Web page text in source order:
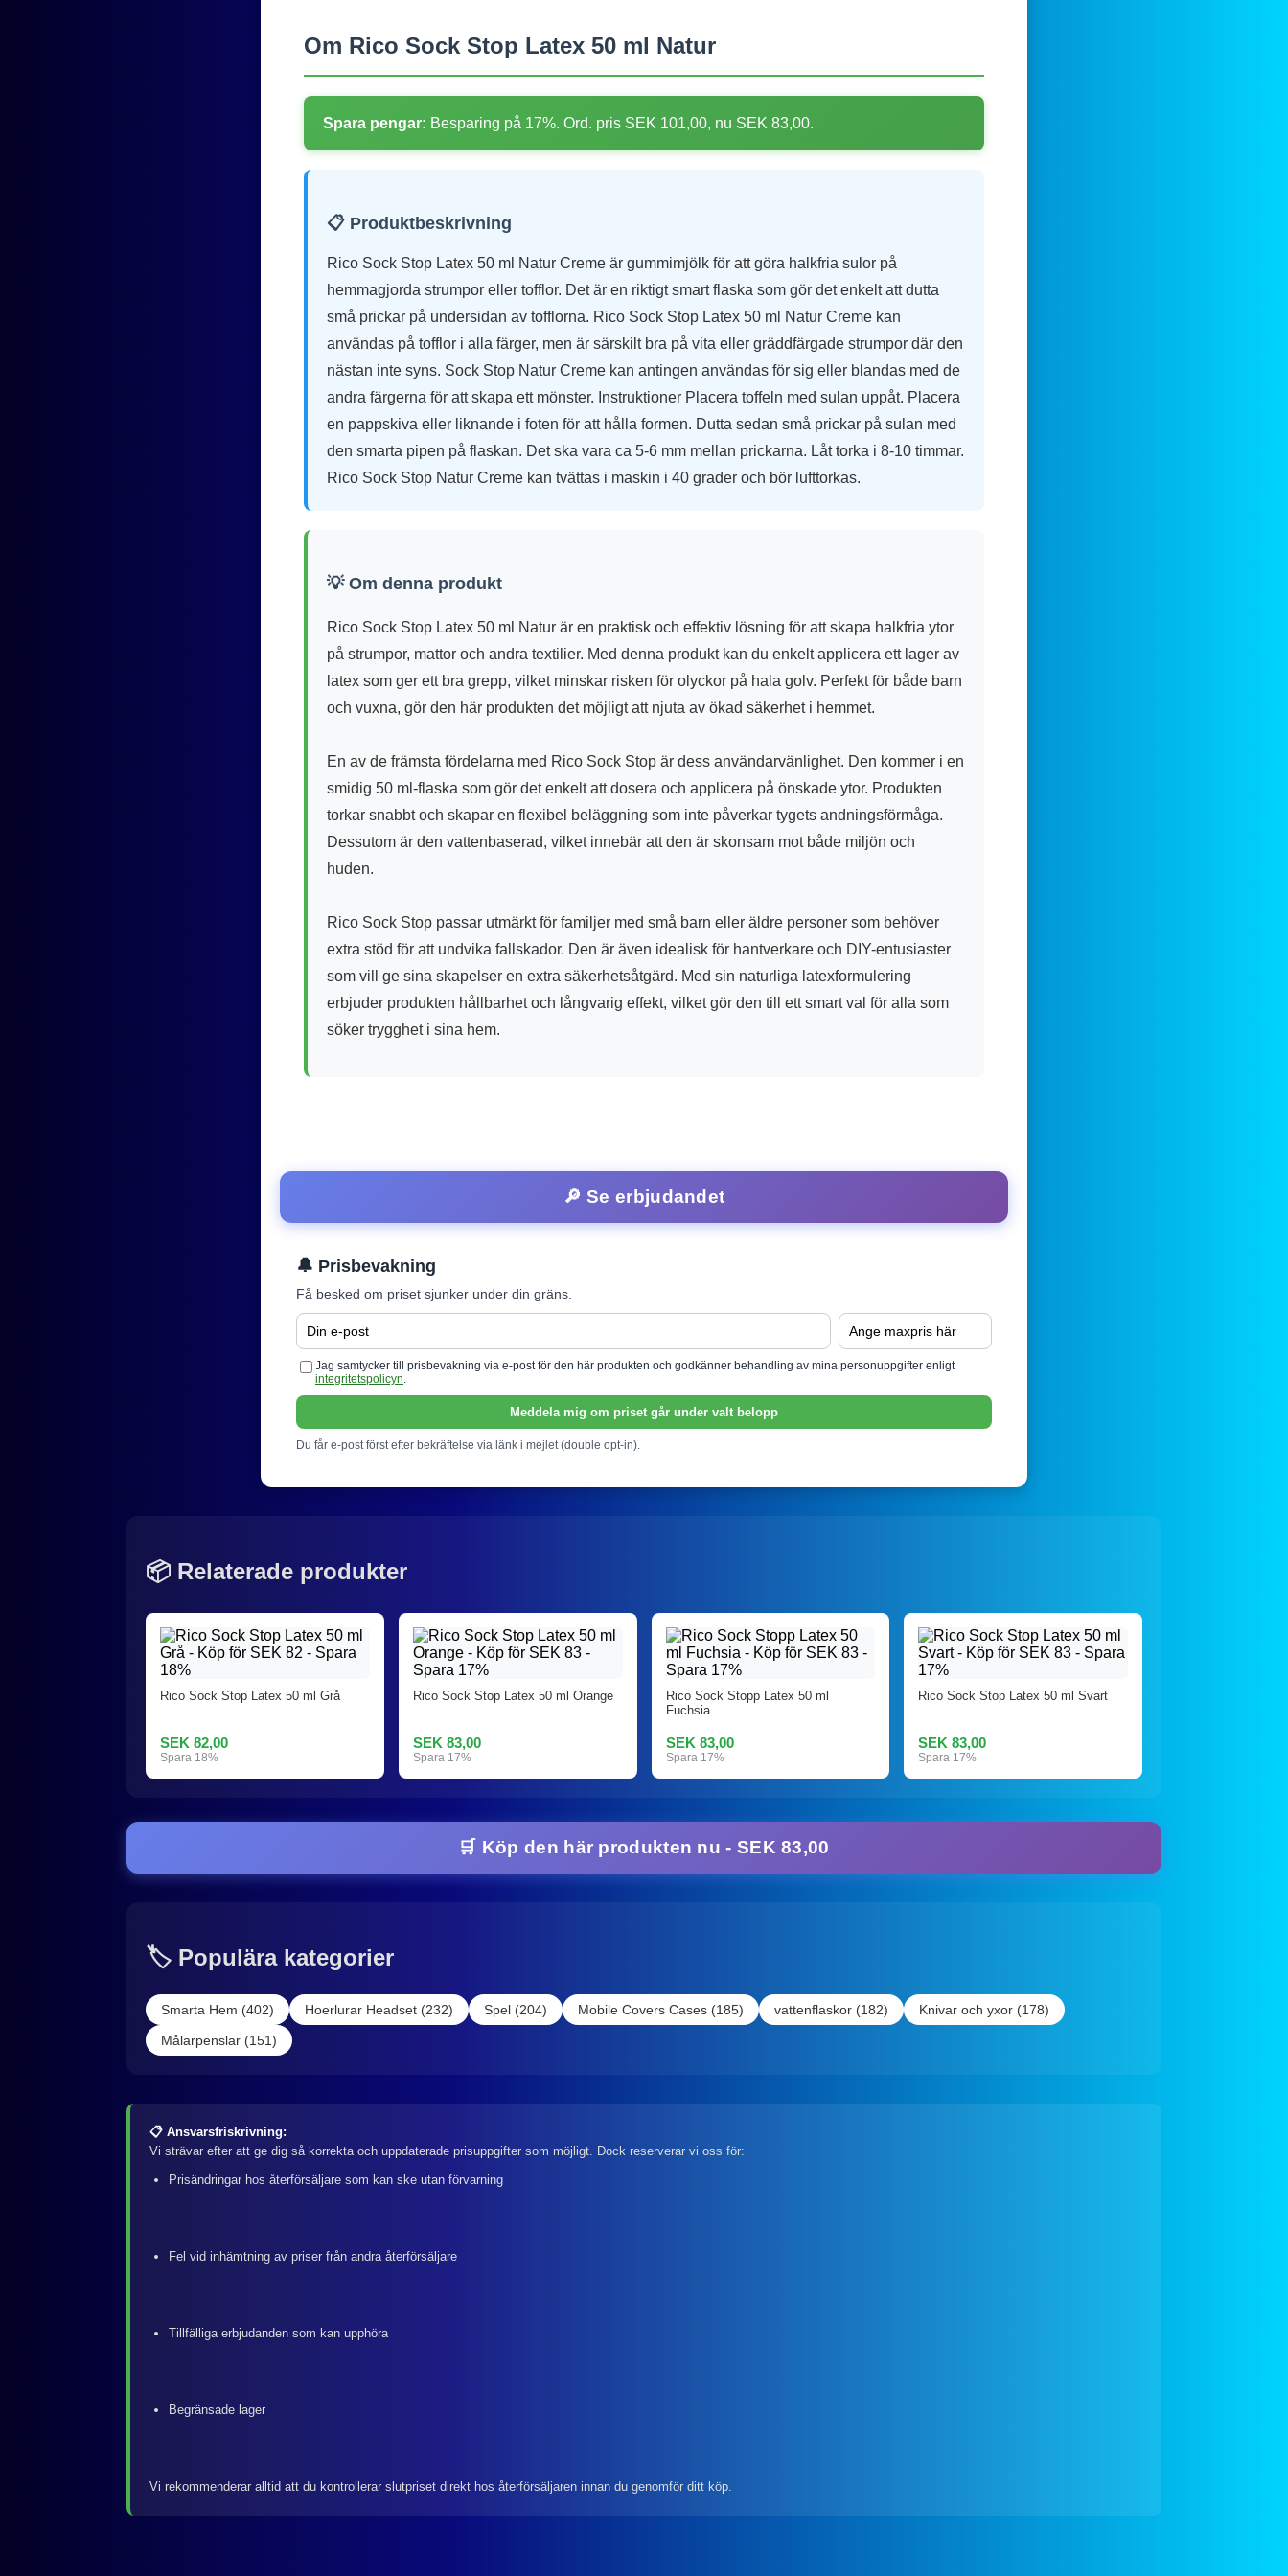
Om Rico Sock Stop Latex 50 ml Natur
Spara pengar: Besparing på 17%. Ord. pris SEK 101,00, nu SEK 83,00.
📋 Produktbeskrivning
Rico Sock Stop Latex 50 ml Natur Creme är gummimjölk för att göra halkfria sulor på
hemmagjorda strumpor eller tofflor. Det är en riktigt smart flaska som gör det enkelt att dutta
små prickar på undersidan av tofflorna. Rico Sock Stop Latex 50 ml Natur Creme kan
användas på tofflor i alla färger, men är särskilt bra på vita eller gräddfärgade strumpor där den
nästan inte syns. Sock Stop Natur Creme kan antingen användas för sig eller blandas med de
andra färgerna för att skapa ett mönster. Instruktioner Placera toffeln med sulan uppåt. Placera
en pappskiva eller liknande i foten för att hålla formen. Dutta sedan små prickar på sulan med
den smarta pipen på flaskan. Det ska vara ca 5-6 mm mellan prickarna. Låt torka i 8-10 timmar.
Rico Sock Stop Natur Creme kan tvättas i maskin i 40 grader och bör lufttorkas.
💡 Om denna produkt
Rico Sock Stop Latex 50 ml Natur är en praktisk och effektiv lösning för att skapa halkfria ytor
på strumpor, mattor och andra textilier. Med denna produkt kan du enkelt applicera ett lager av
latex som ger ett bra grepp, vilket minskar risken för olyckor på hala golv. Perfekt för både barn
och vuxna, gör den här produkten det möjligt att njuta av ökad säkerhet i hemmet.
En av de främsta fördelarna med Rico Sock Stop är dess användarvänlighet. Den kommer i en
smidig 50 ml-flaska som gör det enkelt att dosera och applicera på önskade ytor. Produkten
torkar snabbt och skapar en flexibel beläggning som inte påverkar tygets andningsförmåga.
Dessutom är den vattenbaserad, vilket innebär att den är skonsam mot både miljön och
huden.
Rico Sock Stop passar utmärkt för familjer med små barn eller äldre personer som behöver
extra stöd för att undvika fallskador. Den är även idealisk för hantverkare och DIY-entusiaster
som vill ge sina skapelser en extra säkerhetsåtgärd. Med sin naturliga latexformulering
erbjuder produkten hållbarhet och långvarig effekt, vilket gör den till ett smart val för alla som
söker trygghet i sina hem.
🔎 Se erbjudandet
🔔 Prisbevakning
Få besked om priset sjunker under din gräns.
Jag samtycker till prisbevakning via e-post för den här produkten och godkänner behandling av mina personuppgifter enligt
integritetspolicyn.
Meddela mig om priset går under valt belopp
Du får e-post först efter bekräftelse via länk i mejlet (double opt-in).
📦 Relaterade produkter
Rico Sock Stop Latex 50 ml Grå
SEK 82,00
Spara 18%
Rico Sock Stop Latex 50 ml Orange
SEK 83,00
Spara 17%
Rico Sock Stopp Latex 50 ml
Fuchsia
SEK 83,00
Spara 17%
Rico Sock Stop Latex 50 ml Svart
SEK 83,00
Spara 17%
🛒 Köp den här produkten nu - SEK 83,00
🏷️ Populära kategorier
Smarta Hem (402) Hoerlurar Headset (232) Spel (204) Mobile Covers Cases (185) vattenflaskor (182)
Knivar och yxor (178)
Målarpenslar (151)
📋 Ansvarsfriskrivning:
Vi strävar efter att ge dig så korrekta och uppdaterade prisuppgifter som möjligt. Dock reserverar vi oss för:
Prisändringar hos återförsäljare som kan ske utan förvarning
Fel vid inhämtning av priser från andra återförsäljare
Tillfälliga erbjudanden som kan upphöra
Begränsade lager
Vi rekommenderar alltid att du kontrollerar slutpriset direkt hos återförsäljaren innan du genomför ditt köp.